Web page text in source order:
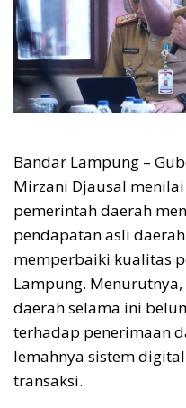
Bandar Lampung –
Mirzani Djausal
pemerintah daerah
pendapatan asli daerah
memperbaiki kualitas
Lampung.
daerah selama ini
terhadap penerimaan
lemahnya sistem
transaksi.